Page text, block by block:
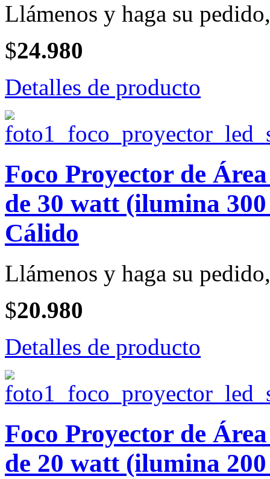
Llámenos y haga su
$24.980
Detalles de producto
Foco Proyector de
de 30 watt (ilumina
Cálido
Llámenos y haga su
$20.980
Detalles de producto
Foco Proyector de
de 20 watt (ilumina